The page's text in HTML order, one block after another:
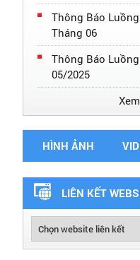
Thông Báo Luồng
Tháng 06
Thông Báo Luồng
05/2025
HÌNH ẢNH
LIÊN KẾT